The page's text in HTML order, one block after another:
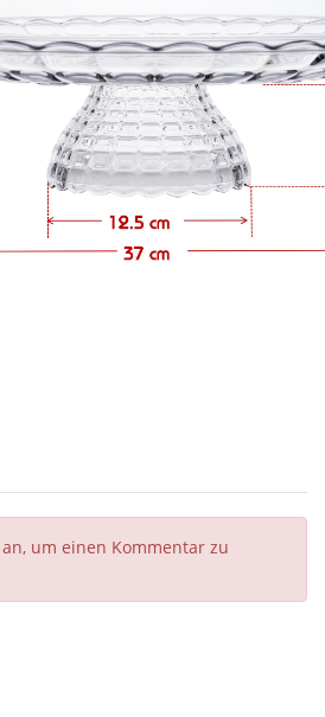
um einen Kommentar zu